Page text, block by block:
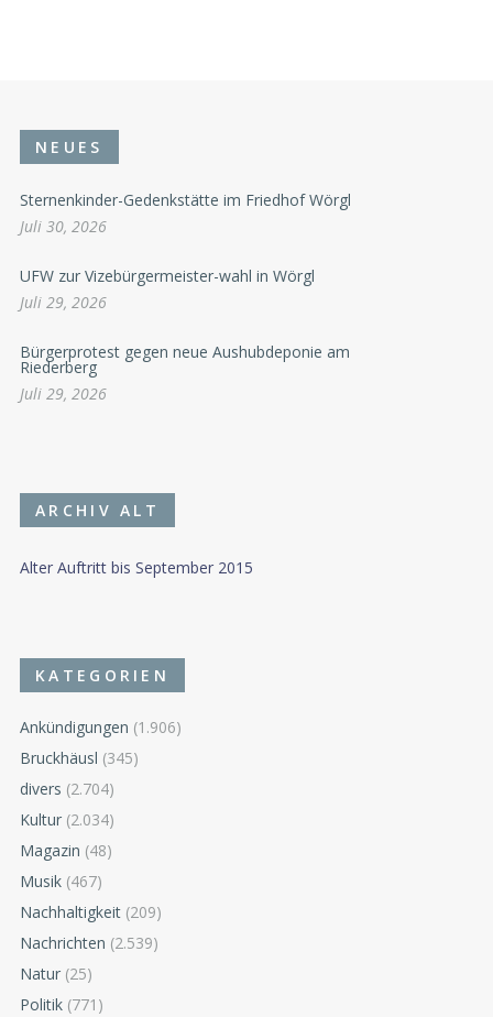
NEUES
Sternenkinder-Gedenkstätte im Friedhof Wörgl
Juli 30, 2026
UFW zur Vizebürgermeister-wahl in Wörgl
Juli 29, 2026
Bürgerprotest gegen neue Aushubdeponie am
Riederberg
Juli 29, 2026
ARCHIV ALT
Alter Auftritt bis September 2015
KATEGORIEN
Ankündigungen (1.906)
Bruckhäusl (345)
divers (2.704)
Kultur (2.034)
Magazin (48)
Musik (467)
Nachhaltigkeit (209)
Nachrichten (2.539)
Natur (25)
Politik (771)